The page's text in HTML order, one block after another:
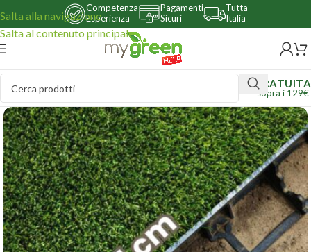
Salta alla navigazione
Salta al contenuto principale
Competenza
Esperienza
Pagamenti
Sicuri
Tutta
Italia
GRATUITA
sopra i 129€